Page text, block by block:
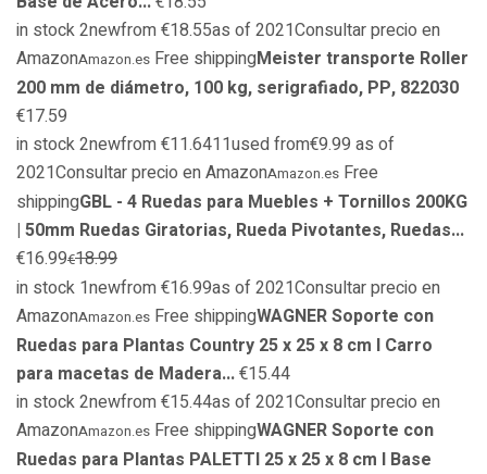
in stock 2newfrom €18.55as of 2021Consultar precio en
AmazonAmazon.es Free shippingMeister transporte Roller
200 mm de diámetro, 100 kg, serigrafiado, PP, 822030
€17.59
in stock 2newfrom €11.6411used from€9.99 as of
2021Consultar precio en AmazonAmazon.es Free
shippingGBL - 4 Ruedas para Muebles + Tornillos 200KG
| 50mm Ruedas Giratorias, Rueda Pivotantes, Ruedas...
€16.99€18.99
in stock 1newfrom €16.99as of 2021Consultar precio en
AmazonAmazon.es Free shippingWAGNER Soporte con
Ruedas para Plantas Country 25 x 25 x 8 cm I Carro
para macetas de Madera...€15.44
in stock 2newfrom €15.44as of 2021Consultar precio en
AmazonAmazon.es Free shippingWAGNER Soporte con
Ruedas para Plantas PALETTI 25 x 25 x 8 cm I Base